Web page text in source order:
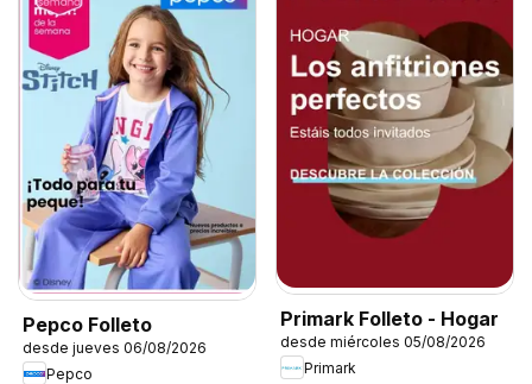
Pepco Folleto
desde jueves 06/08/2026
Pepco
Primark Folleto - Hogar
desde miércoles 05/08/2026
Primark